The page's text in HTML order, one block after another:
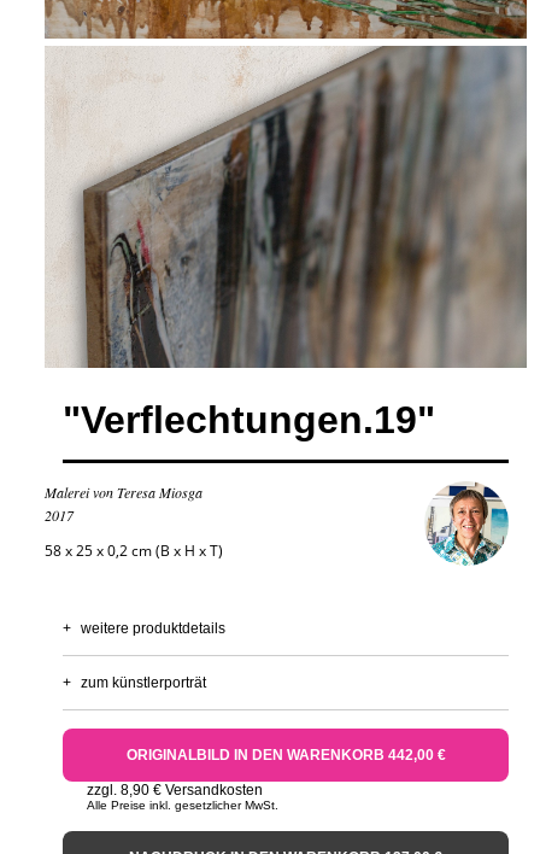
"Verflechtungen.19"
Malerei von Teresa Miosga
2017
58 x 25 x 0,2 cm (B x H x T)
+ weitere produktdetails
+ zum künstlerporträt
ORIGINALBILD IN DEN WARENKORB 442,00 €
zzgl. 8,90 € Versandkosten
Alle Preise inkl. gesetzlicher MwSt.